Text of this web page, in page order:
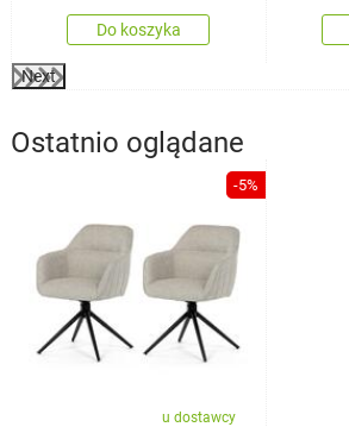
Do koszyka
Next
Ostatnio oglądane
-5%
u dostawcy